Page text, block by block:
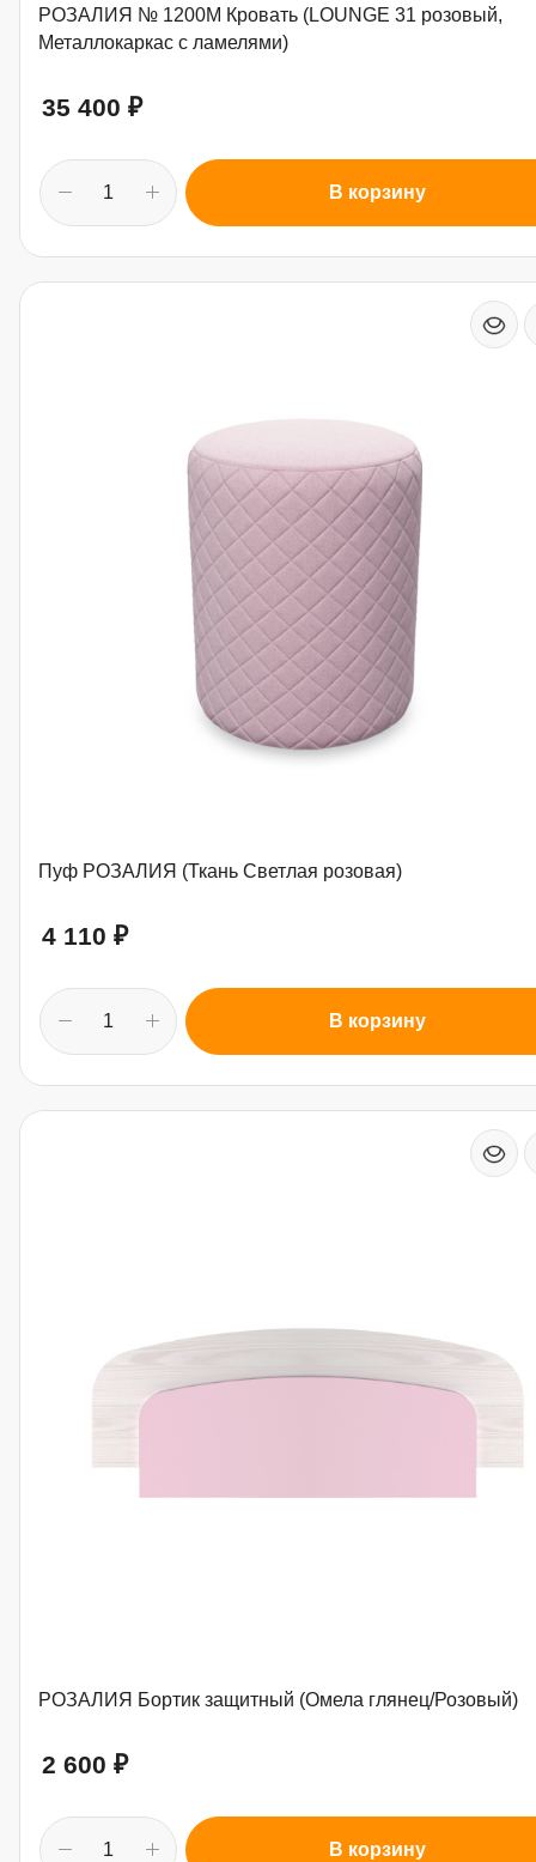
РОЗАЛИЯ № 1200М Кровать (LOUNGE 31 розовый,
Металлокаркас с ламелями)
35 400 ₽
В корзину
Пуф РОЗАЛИЯ (Ткань Светлая розовая)
4 110 ₽
В корзину
РОЗАЛИЯ Бортик защитный (Омела глянец/Розовый)
2 600 ₽
В корзину